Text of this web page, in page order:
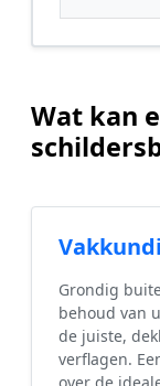
Wat kan
Grondig
behoud van
de juiste,
verflagen.